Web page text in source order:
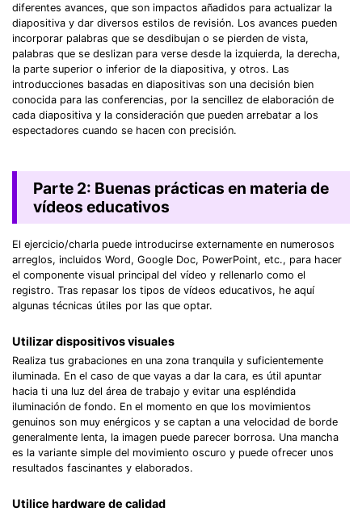
diferentes avances, que son impactos añadidos para actualizar la
diapositiva y dar diversos estilos de revisión. Los avances pueden
incorporar palabras que se desdibujan o se pierden de vista,
palabras que se deslizan para verse desde la izquierda, la derecha,
la parte superior o inferior de la diapositiva, y otros. Las
introducciones basadas en diapositivas son una decisión bien
conocida para las conferencias, por la sencillez de elaboración de
cada diapositiva y la consideración que pueden arrebatar a los
espectadores cuando se hacen con precisión.
Parte 2: Buenas prácticas en materia de
vídeos educativos
El ejercicio/charla puede introducirse externamente en numerosos
arreglos, incluidos Word, Google Doc, PowerPoint, etc., para hacer
el componente visual principal del vídeo y rellenarlo como el
registro. Tras repasar los tipos de vídeos educativos, he aquí
algunas técnicas útiles por las que optar.
Utilizar dispositivos visuales
Realiza tus grabaciones en una zona tranquila y suficientemente
iluminada. En el caso de que vayas a dar la cara, es útil apuntar
hacia ti una luz del área de trabajo y evitar una espléndida
iluminación de fondo. En el momento en que los movimientos
genuinos son muy enérgicos y se captan a una velocidad de borde
generalmente lenta, la imagen puede parecer borrosa. Una mancha
es la variante simple del movimiento oscuro y puede ofrecer unos
resultados fascinantes y elaborados.
Utilice hardware de calidad